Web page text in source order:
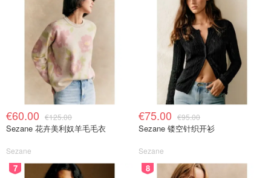
图片来源于@guua.com，版权属于原作者
€60.00 €125.00
Sezane 花卉美利奴羊毛毛衣
Sezane
€75.00 €95.00
Sezane 镂空针织开衫
Sezane
7 8